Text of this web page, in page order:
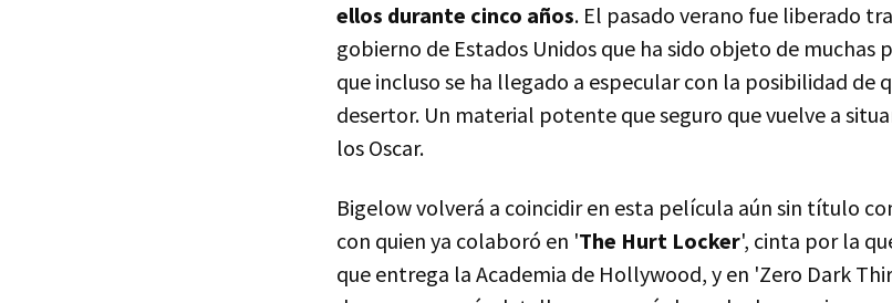
ellos durante cinco años. El pasado verano fue liberado
gobierno de Estados Unidos que ha sido objeto de muchas
que incluso se ha llegado a especular con la posibilidad de
desertor. Un material potente que seguro que vuelve a
los Oscar.
Bigelow volverá a coincidir en esta película aún sin título
con quien ya colaboró en 'The Hurt Locker', cinta por la
que entrega la Academia de Hollywood, y en 'Zero Dark